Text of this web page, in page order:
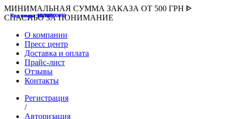
МИНИМАЛЬНАЯ СУММА ЗАКАЗА ОТ 500 ГРН ᐈ
СПАСИБО ЗА ПОНИМАНИЕ
О компании
Пресс центр
Доставка и оплата
Прайс-лист
Отзывы
Контакты
Регистрация
/
Авторизация
Код товара :507000
Код товара :HUK-K00058
Код товара :Т075177
Код товара :pnsv12
Код товара :HUK-K00072